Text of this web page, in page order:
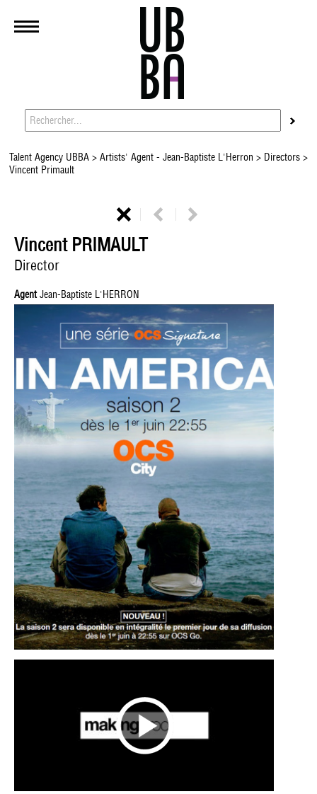
Talent Agency UBBA>Artists' Agent - Jean-Baptiste L'Herron > Directors>
Vincent Primault
Vincent PRIMAULT
Director
AgentJean-Baptiste L'HERRON